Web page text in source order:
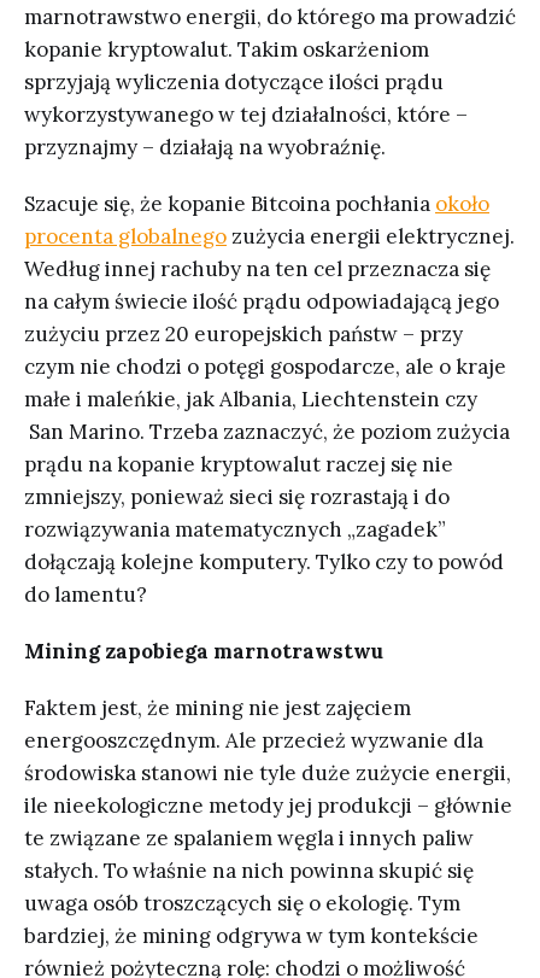
marnotrawstwo energii, do którego ma prowadzić
kopanie kryptowalut. Takim oskarżeniom
sprzyjają wyliczenia dotyczące ilości prądu
wykorzystywanego w tej działalności, które –
przyznajmy – działają na wyobraźnię.
Szacuje się, że kopanie Bitcoina pochłania około
procenta globalnego zużycia energii elektrycznej.
Według innej rachuby na ten cel przeznacza się
na całym świecie ilość prądu odpowiadającą jego
zużyciu przez 20 europejskich państw – przy
czym nie chodzi o potęgi gospodarcze, ale o kraje
małe i maleńkie, jak Albania, Liechtenstein czy
San Marino. Trzeba zaznaczyć, że poziom zużycia
prądu na kopanie kryptowalut raczej się nie
zmniejszy, ponieważ sieci się rozrastają i do
rozwiązywania matematycznych „zagadek”
dołączają kolejne komputery. Tylko czy to powód
do lamentu?
Mining zapobiega marnotrawstwu
Faktem jest, że mining nie jest zajęciem
energooszczędnym. Ale przecież wyzwanie dla
środowiska stanowi nie tyle duże zużycie energii,
ile nieekologiczne metody jej produkcji – głównie
te związane ze spalaniem węgla i innych paliw
stałych. To właśnie na nich powinna skupić się
uwaga osób troszczących się o ekologię. Tym
bardziej, że mining odgrywa w tym kontekście
również pożyteczną rolę: chodzi o możliwość